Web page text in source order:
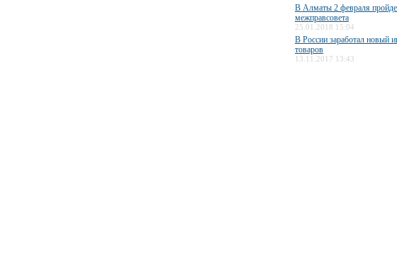
В Алматы 2 февраля
межправсовета
25.01.2018 15:04
В России заработал новый
товаров
13.11.2017 13:43